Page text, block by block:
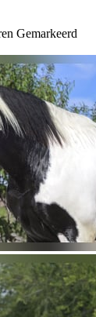
Gemarkeerd